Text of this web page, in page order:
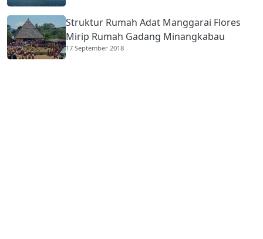
Struktur Rumah Adat Manggarai Flores
Mirip Rumah Gadang Minangkabau
17 September 2018